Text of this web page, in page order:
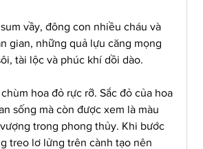
vầy, đông con nhiều cháu và
gian, những quả lựu căng mọng
tài lộc và phúc khí dồi dào.
hoa đỏ rực rỡ. Sắc đỏ của hoa
sống mà còn được xem là màu
trong phong thủy. Khi bước
treo lơ lửng trên cành tạo nên